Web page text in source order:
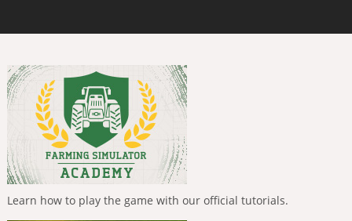
Learn how to play the game with our official tutorials.